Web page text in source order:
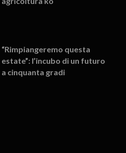
“Rimpiangeremo questa
estate”: l’incubo di un futuro
a cinquanta gradi